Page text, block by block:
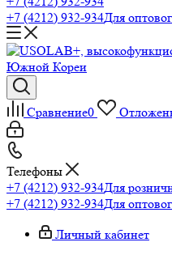
+7 (4212) 932-934Для
Сравнение0
Телефоны
+7 (4212) 932-934Для
+7 (4212) 932-934Для
Личный кабинет